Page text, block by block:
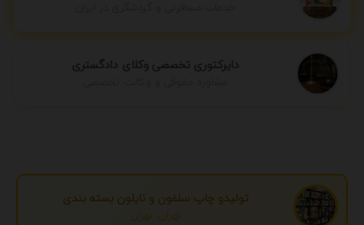
دایرکتوری تخصصی وکلای دادگستری
تولیدو چاپ سلفون و نایلون بسته بندی
تهران، تهران